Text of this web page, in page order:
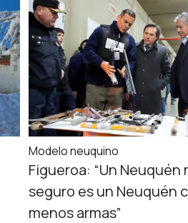
Modelo neuquino
Figueroa: “Un Neuquén
seguro es un Neuquén
menos armas”